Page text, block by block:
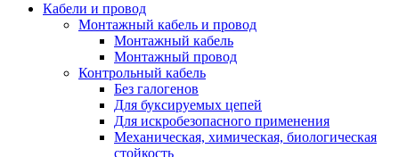
Кабели и провод
Монтажный кабель и провод
Монтажный кабель
Монтажный провод
Контрольный кабель
Без галогенов
Для буксируемых цепей
Для искробезопасного применения
Механическая, химическая, биологическая
стойкость